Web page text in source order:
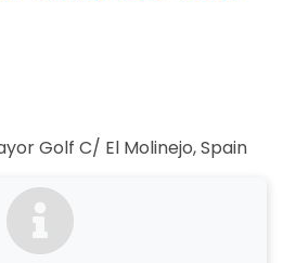
Golf C/ El Molinejo,Spain